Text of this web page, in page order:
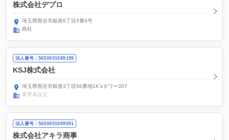
株式会社デプロ
埼玉県熊谷市銀座6丁目5番9号
商社
法人番号：5030001089199
KSJ株式会社
埼玉県熊谷市銀座3丁目56番地1K'sタワー307
業界未設定
法人番号：5030001089001
株式会社アキラ商事